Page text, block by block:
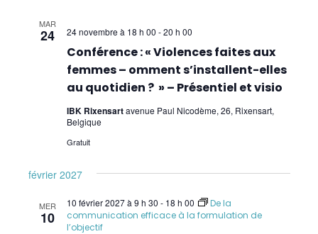
MAR
24
Conférence : « Violences faites aux
femmes – omment s’installent-elles
au quotidien ? » – Présentiel et visio
24 novembre à 18 h 00 -20 h 00
IBK Rixensartavenue Paul Nicodème, 26, Rixensart,
Belgique
Gratuit
février 2027
MER
10
10 février 2027 à 9 h 30 - 18 h 00
De la
communication efficace à la formulation de
l’objectif